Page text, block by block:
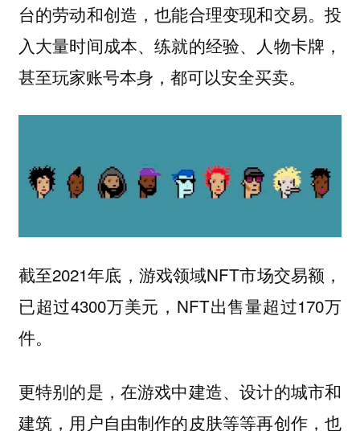
台的劳动和创造，也能合理变现和交易。投
入大量时间成本、练就的经验、人物卡牌，
甚至玩家账号本身，都可以安全买卖。
截至2021年底，游戏领域NFT市场交易额，
已超过4300万美元，NFT出售量超过170万
件。
更特别的是，在游戏中建造、设计的城市和
建筑，用户自由制作的皮肤等等再创作，也